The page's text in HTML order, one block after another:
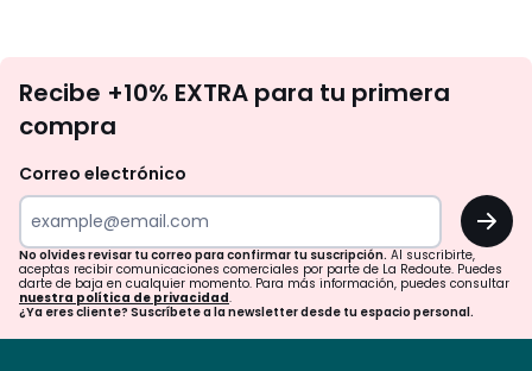
te
tu
para
confirmar
tu
suscripción.
Recibe +10% EXTRA para tu primera
compra
Correo electrónico
OK
No olvides revisar tu correo para confirmar tu suscripción. Al suscribirte,
aceptas recibir comunicaciones comerciales por parte de La Redoute. Puedes
darte de baja en cualquier momento. Para más información, puedes consultar
nuestra política de privacidad.
¿Ya eres cliente? Suscríbete a la newsletter desde tu espacio personal.